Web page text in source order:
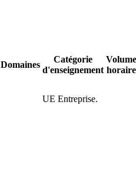
Domaines
Catégorie
d'enseignement
Volume
horaire
UE Entreprise.